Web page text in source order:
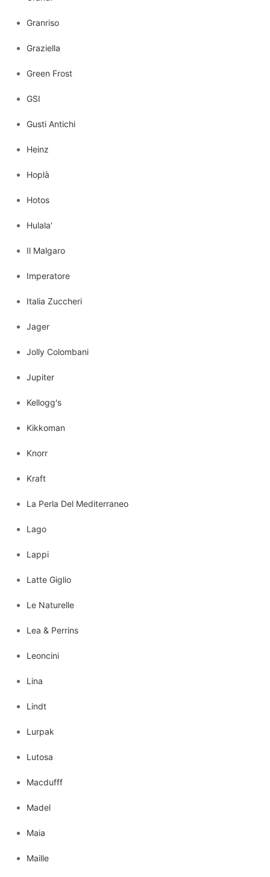
Granriso
Graziella
Green Frost
GSI
Gusti Antichi
Heinz
Hoplà
Hotos
Hulala'
Il Malgaro
Imperatore
Italia Zuccheri
Jager
Jolly Colombani
Jupiter
Kellogg's
Kikkoman
Knorr
Kraft
La Perla Del Mediterraneo
Lago
Lappi
Latte Giglio
Le Naturelle
Lea & Perrins
Leoncini
Lina
Lindt
Lurpak
Lutosa
Macdufff
Madel
Maia
Maille